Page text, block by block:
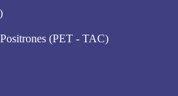
(PET - TAC)